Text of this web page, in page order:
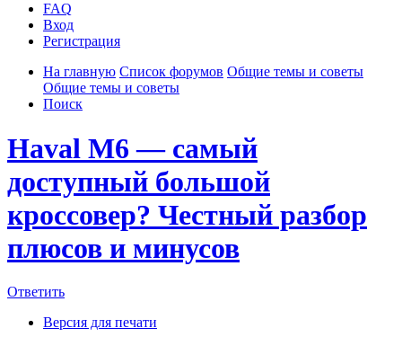
FAQ
Вход
Регистрация
На главную Список форумов Общие темы и советы
Общие темы и советы
Поиск
Haval M6 — самый
доступный большой
кроссовер? Честный разбор
плюсов и минусов
Ответить
Версия для печати